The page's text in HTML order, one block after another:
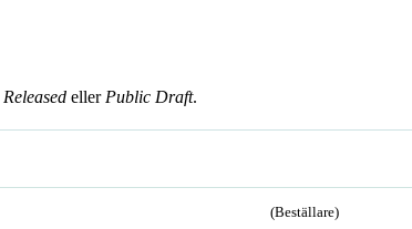
Released eller Public Draft.
(Beställare)